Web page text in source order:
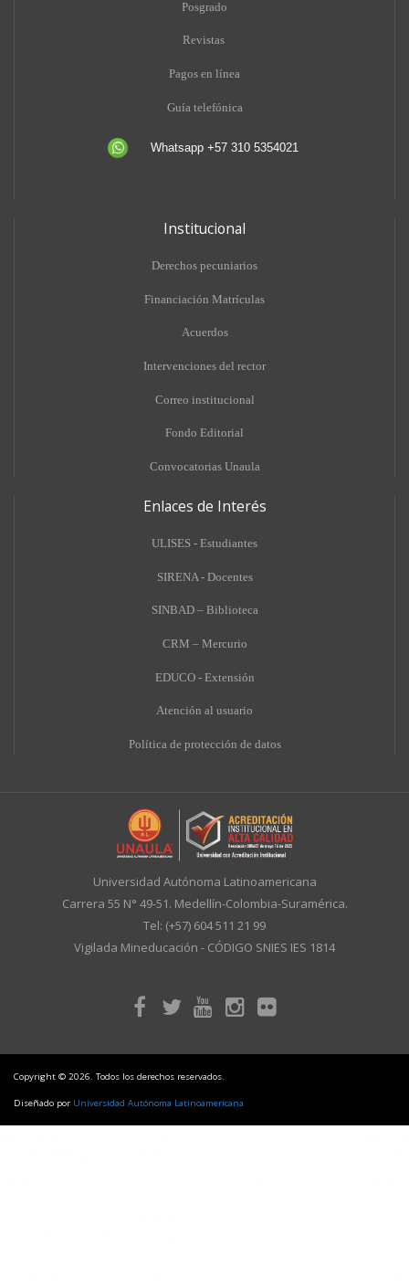
Posgrado
Revistas
Pagos en línea
Guía telefónica
Whatsapp +57 310 5354021
Institucional
Derechos pecuniarios
Financiación Matrículas
Acuerdos
Intervenciones del rector
Correo institucional
Fondo Editorial
Convocatorias Unaula
Enlaces de Interés
ULISES - Estudiantes
SIRENA - Docentes
SINBAD – Biblioteca
CRM – Mercurio
EDUCO - Extensión
Atención al usuario
Política de protección de datos
Universidad Autónoma Latinoamericana
Carrera 55 N° 49-51. Medellín-Colombia-Suramérica.
Tel: (+57) 604 511 21 99
Vigilada Mineducación - CÓDIGO SNIES IES 1814
Copyright © 2026. Todos los derechos reservados.
Diseñado por Universidad Autónoma Latinoamericana